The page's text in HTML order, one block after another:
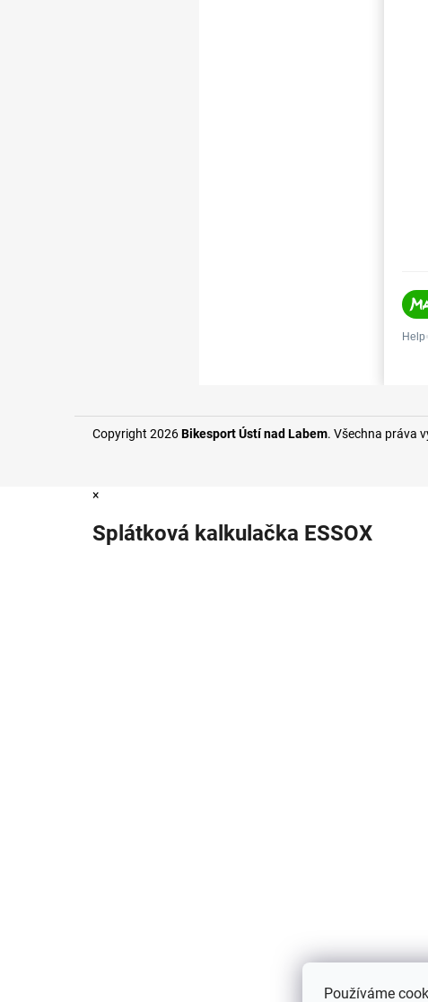
Používáme
Copyright 2026Bikesport Ústí nad Labem. Všechna práva
×
Splátková kalkulačka ESSOX